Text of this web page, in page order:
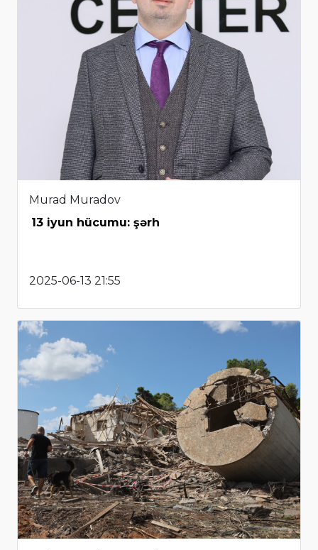
Murad Muradov
13 iyun hücumu: şərh
2025-06-13 21:55